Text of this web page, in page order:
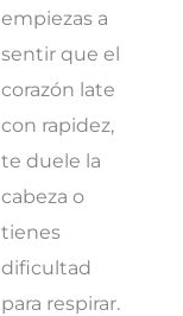
empiezas a
sentir que el
corazón late
con rapidez,
te duele la
cabeza o
tienes
dificultad
para respirar.